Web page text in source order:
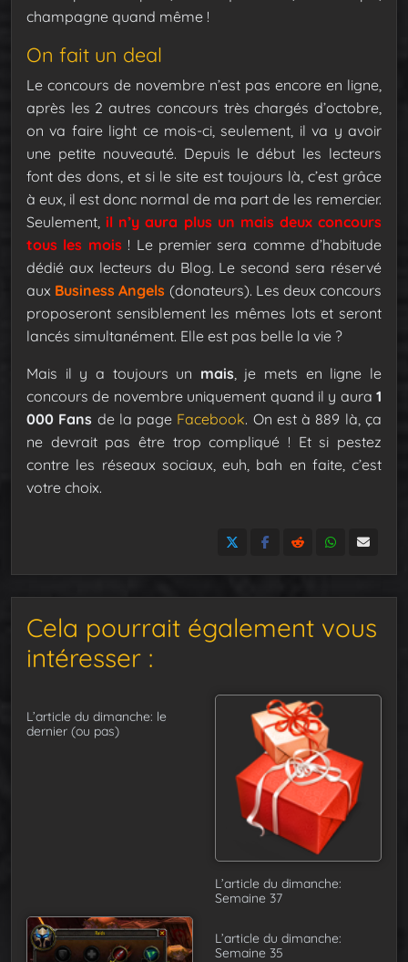
champagne quand même !
On fait un deal
Le concours de novembre n’est pas encore en ligne,
après les 2 autres concours très chargés d’octobre,
on va faire light ce mois-ci, seulement, il va y avoir
une petite nouveauté. Depuis le début les lecteurs
font des dons, et si le site est toujours là, c’est grâce
à eux, il est donc normal de ma part de les remercier.
Seulement, il n’y aura plus un mais deux concours
tous les mois! Le premier sera comme d’habitude
dédié aux lecteurs du Blog. Le second sera réservé
aux Business Angels (donateurs). Les deux concours
proposeront sensiblement les mêmes lots et seront
lancés simultanément. Elle est pas belle la vie ?
Mais il y a toujours un mais, je mets en ligne le
concours de novembre uniquement quand il y aura 1
000 Fans de la page Facebook. On est à 889 là, ça
ne devrait pas être trop compliqué ! Et si pestez
contre les réseaux sociaux, euh, bah en faite, c’est
votre choix.
Cela pourrait également vous
intéresser :
L’article du dimanche: le
dernier (ou pas)
L’article du dimanche:
Semaine 37
L’article du dimanche:
Semaine 35